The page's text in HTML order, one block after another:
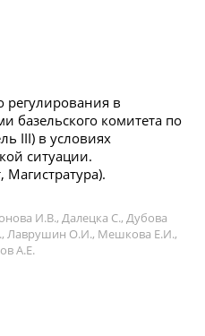
регулирования в
базельского комитета по
III) в условиях
ситуации.
Магистратура).
И.В., Далецка С., Дубова
Лаврушин О.И., Мешкова Е.И.,
А.Е.